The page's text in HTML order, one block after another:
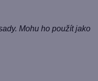
Mohu ho použít jako